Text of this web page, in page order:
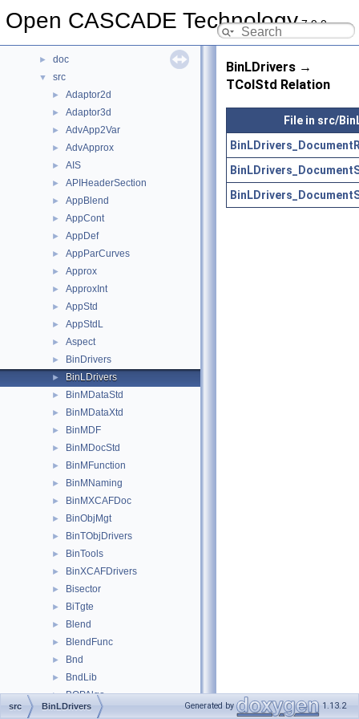
Open CASCADE Technology7.9.0
▼ Files
► doc
▼ src
► Adaptor2d
► Adaptor3d
► AdvApp2Var
► AdvApprox
► AIS
► APIHeaderSection
► AppBlend
► AppCont
► AppDef
► AppParCurves
► Approx
► ApproxInt
► AppStd
► AppStdL
► Aspect
► BinDrivers
► BinLDrivers
► BinMDataStd
► BinMDataXtd
► BinMDF
► BinMDocStd
► BinMFunction
► BinMNaming
► BinMXCAFDoc
► BinObjMgt
► BinTObjDrivers
► BinTools
► BinXCAFDrivers
► Bisector
► BiTgte
► Blend
► BlendFunc
► Bnd
► BndLib
► BOPAlgo
► BOPDS
BinLDrivers →
TColStd Relation
File in src/
src BinLDrivers Generated by 1.13.2